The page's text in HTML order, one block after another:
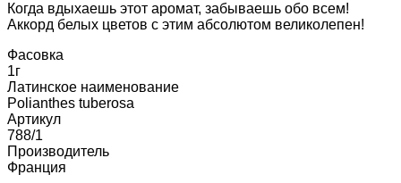
Когда вдыхаешь этот аромат, забываешь обо всем!
Аккорд белых цветов с этим абсолютом великолепен!
Фасовка
1г
Латинское наименование
Polianthes tuberosa
Артикул
788/1
Производитель
Франция